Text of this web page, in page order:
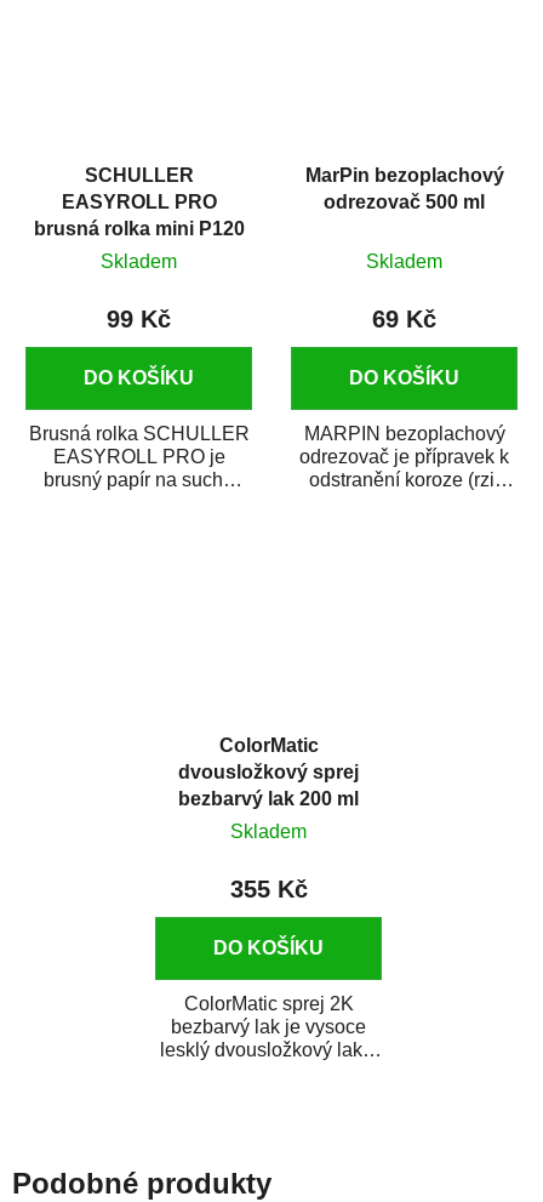
SCHULLER
EASYROLL PRO
brusná rolka mini P120
Skladem
99 Kč
DO KOŠÍKU
Brusná rolka SCHULLER
EASYROLL PRO je
brusný papír na suché
MarPin bezoplachový
odrezovač 500 ml
Skladem
69 Kč
DO KOŠÍKU
MARPIN bezoplachový
odrezovač je přípravek k
odstranění koroze (rzi)
ColorMatic
dvousložkový sprej
bezbarvý lak 200 ml
Skladem
355 Kč
DO KOŠÍKU
ColorMatic sprej 2K
bezbarvý lak je vysoce
lesklý dvousložkový lak s
Podobné produkty